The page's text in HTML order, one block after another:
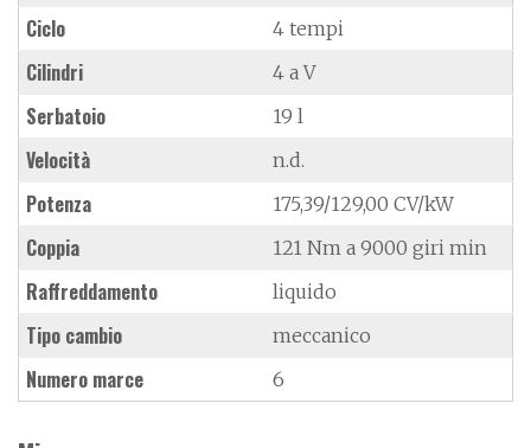
Ciclo 4 tempi
Cilindri 4 a V
Serbatoio 19 l
Velocità n.d.
Potenza 175,39/129,00 CV/kW
Coppia 121 Nm a 9000 giri min
Raffreddamento liquido
Tipo cambio meccanico
Numero marce 6